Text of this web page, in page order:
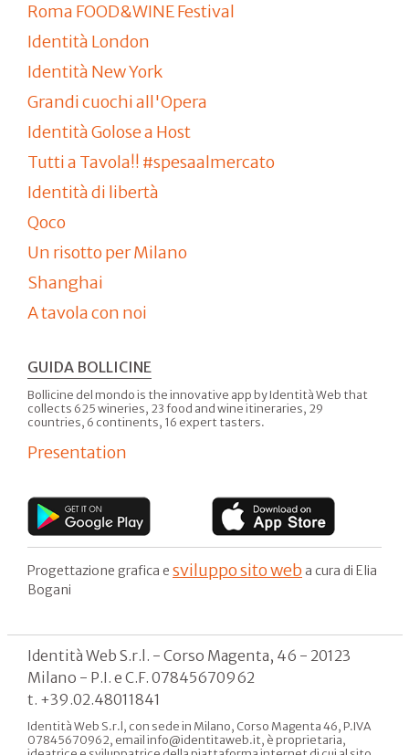
Roma FOOD&WINE Festival
Identità London
Identità New York
Grandi cuochi all'Opera
Identità Golose a Host
Tutti a Tavola!! #spesaalmercato
Identità di libertà
Qoco
Un risotto per Milano
Shanghai
A tavola con noi
GUIDA BOLLICINE
Bollicine del mondo is the innovative app by Identità Web that
collects 625 wineries, 23 food and wine itineraries, 29
countries, 6 continents, 16 expert tasters.
Presentation
Progettazione grafica e sviluppo sito web a cura di Elia
Bogani
Identità Web S.r.l. - Corso Magenta, 46 - 20123
Milano - P.I. e C.F. 07845670962
t. +39.02.48011841
Identità Web S.r.l, con sede in Milano, Corso Magenta 46, P.IVA
07845670962, email info@identitaweb.it, è proprietaria,